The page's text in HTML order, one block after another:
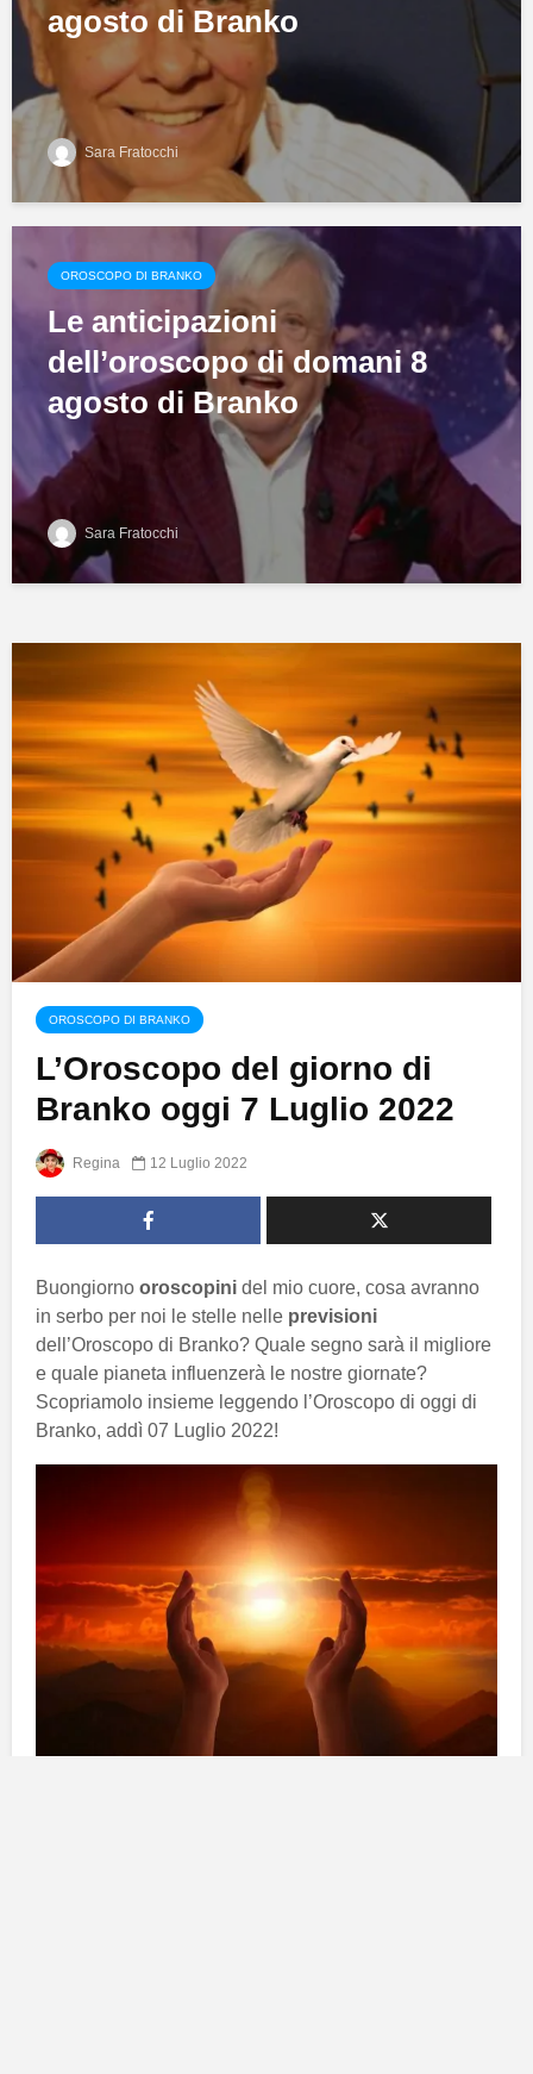
agosto di Branko
Sara Fratocchi
OROSCOPO DI BRANKO
Le anticipazioni
dell’oroscopo di domani 8
agosto di Branko
Sara Fratocchi
OROSCOPO DI BRANKO
L’Oroscopo del giorno di
Branko oggi 7 Luglio 2022
Regina 12 Luglio 2022
Buongiorno oroscopini del mio cuore, cosa avranno
in serbo per noi le stelle nelle previsioni
dell’Oroscopo di Branko? Quale segno sarà il migliore
e quale pianeta influenzerà le nostre giornate?
Scopriamolo insieme leggendo l’Oroscopo di oggi di
Branko, addì 07 Luglio 2022!